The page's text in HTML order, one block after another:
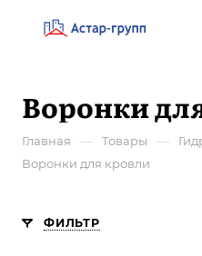
Воронки
Главная — Товары —
Воронки для кровли
ФИЛЬТР